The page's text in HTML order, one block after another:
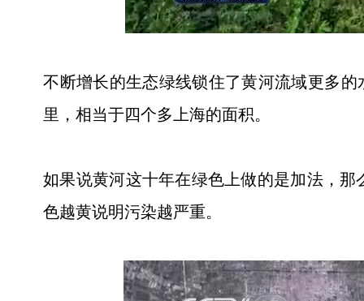
不断增长的生态绿线锁住了黄河流域更多
里，相当于四个多上海的面积。
如果说黄河这十年在绿色上做的是加法，
色越黄说明污染越严重。